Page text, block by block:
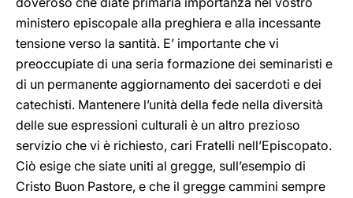
ministero episcopale alla preghiera e alla incessante
tensione verso la santità. E’ importante che vi
preoccupiate di una seria formazione dei seminaristi e
di un permanente aggiornamento dei sacerdoti e dei
catechisti. Mantenere l’unità della fede nella diversità
delle sue espressioni culturali è un altro prezioso
servizio che vi è richiesto, cari Fratelli nell’Episcopato.
Ciò esige che siate uniti al gregge, sull’esempio di
Cristo Buon Pastore, e che il gregge cammini sempre